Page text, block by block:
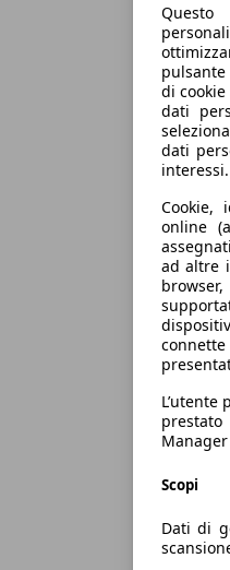
di
dati
dati
Cookie,
online
ad altre
Scopi
Dati di